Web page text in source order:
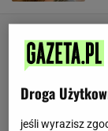
Droga
jeśli wyrazisz